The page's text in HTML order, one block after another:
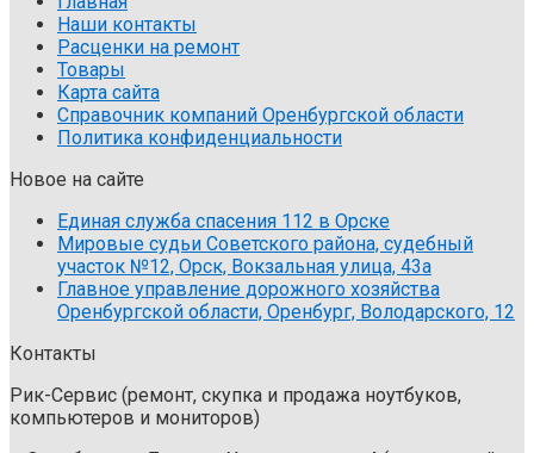
Наши контакты
Расценки на ремонт
Товары
Карта сайта
Справочник компаний Оренбургской области
Политика конфиденциальности
Новое на сайте
Единая служба спасения 112 в Орске
Мировые судьи Советского района, судебный
участок №12, Орск, Вокзальная улица, 43а
Главное управление дорожного хозяйства
Оренбургской области, Оренбург, Володарского, 12
Контакты
Рик-Сервис (ремонт, скупка и продажа ноутбуков,
компьютеров и мониторов)